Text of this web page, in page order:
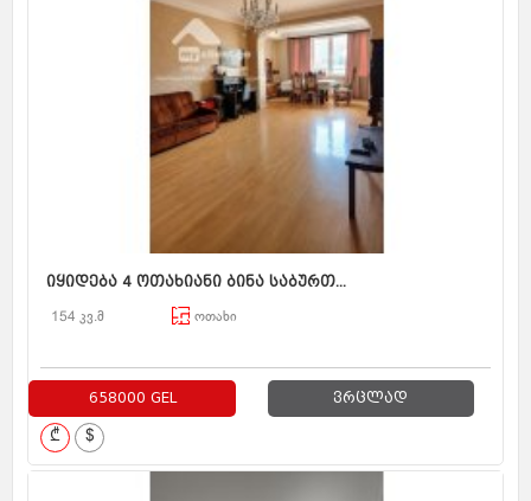
იყიდება 4 ოთახიანი ბინა საბურთ...
154 კვ.მ ოთახი
658000 GEL ვრცლად
₾ $